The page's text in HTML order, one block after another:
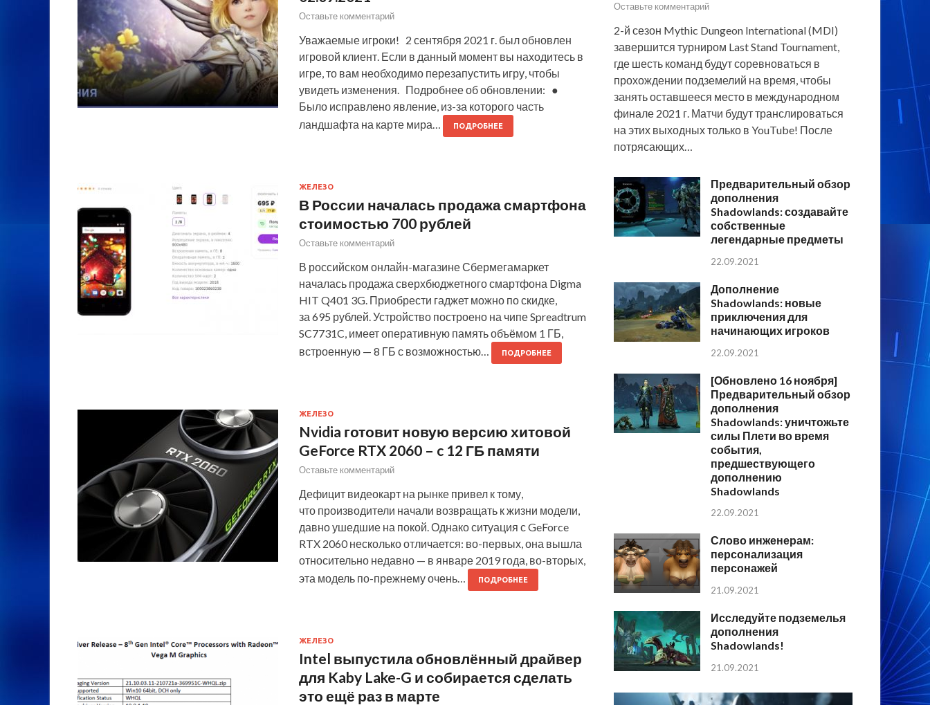
Оставьте комментарий
Уважаемые игроки! 2 сентября 2021 г. был обновлен
игровой клиент. Если в данный момент вы находитесь в
игре, то вам необходимо перезапустить игру, чтобы
увидеть изменения. Подробнее об обновлении: ●
Было исправлено явление, из-за которого часть
ландшафта на карте мира…
ПОДРОБНЕЕ
ЖЕЛЕЗО
В России началась продажа смартфона
стоимостью 700 рублей
Оставьте комментарий
В российском онлайн-магазине Сбермегамаркет
началась продажа сверхбюджетного смартфона Digma
HIT Q401 3G. Приобрести гаджет можно по скидке,
за 695 рублей. Устройство построено на чипе Spreadtrum
SC7731C, имеет оперативную память объёмом 1 ГБ,
встроенную — 8 ГБ с возможностью…
ПОДРОБНЕЕ
ЖЕЛЕЗО
Nvidia готовит новую версию хитовой
GeForce RTX 2060 – c 12 ГБ памяти
Оставьте комментарий
Дефицит видеокарт на рынке привел к тому,
что производители начали возвращать к жизни модели,
давно ушедшие на покой. Однако ситуация с GeForce
RTX 2060 несколько отличается: во-первых, она вышла
относительно недавно — в январе 2019 года, во-вторых,
эта модель по-прежнему очень…
ПОДРОБНЕЕ
ЖЕЛЕЗО
Intel выпустила обновлённый драйвер
для Kaby Lake-G и собирается сделать
это ещё раз в марте
Оставьте комментарий
2-й сезон Mythic Dungeon International (MDI)
завершится турниром Last Stand Tournament,
где шесть команд будут соревноваться в
прохождении подземелий на время, чтобы
занять оставшееся место в международном
финале 2021 г. Матчи будут транслироваться
на этих выходных только в YouTube! После
потрясающих…
Предварительный обзор
дополнения
Shadowlands: создавайте
собственные
легендарные предметы
22.09.2021
Дополнение
Shadowlands: новые
приключения для
начинающих игроков
22.09.2021
[Обновлено 16 ноября]
Предварительный обзор
дополнения
Shadowlands: уничтожьте
силы Плети во время
события,
предшествующего
дополнению
Shadowlands
22.09.2021
Слово инженерам:
персонализация
персонажей
21.09.2021
Исследуйте подземелья
дополнения
Shadowlands!
21.09.2021